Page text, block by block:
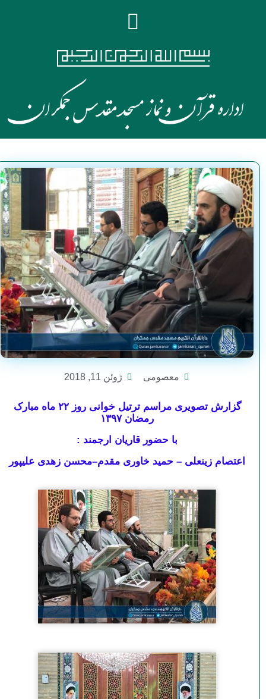
معصومی ژوئن 11, 2018
گزارش تصویری مراسم ترتیل خوانی روز ۲۲ ماه مبارک
رمضان ۱۳۹۷
با حضور قاریان ارجمند :
اعتصام زینعلی – حمید خاوری مقدم–محسن زهدی علیپور